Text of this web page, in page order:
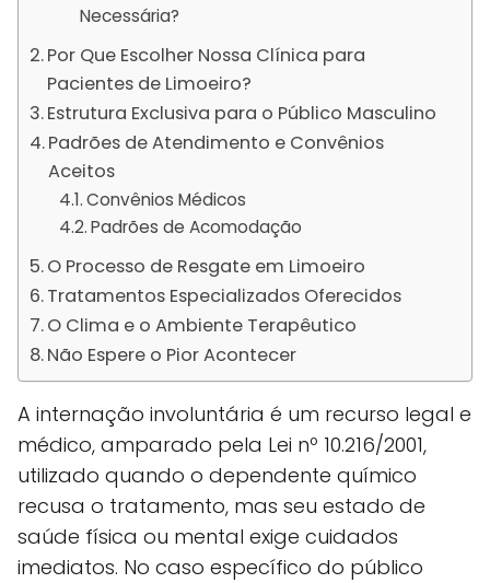
Necessária?
Por Que Escolher Nossa Clínica para
Pacientes de Limoeiro?
Estrutura Exclusiva para o Público Masculino
Padrões de Atendimento e Convênios
Aceitos
Convênios Médicos
Padrões de Acomodação
O Processo de Resgate em Limoeiro
Tratamentos Especializados Oferecidos
O Clima e o Ambiente Terapêutico
Não Espere o Pior Acontecer
A internação involuntária é um recurso legal e
médico, amparado pela Lei nº 10.216/2001,
utilizado quando o dependente químico
recusa o tratamento, mas seu estado de
saúde física ou mental exige cuidados
imediatos. No caso específico do público